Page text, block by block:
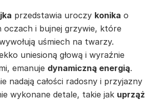
przedstawia uroczy konika o
i bujnej grzywie, które
uśmiech na twarzy.
uniesioną głową i wyraźnie
emanuje dynamiczną energią.
nadają całości radosny i przyjazny
wykonane detale, takie jak uprząż